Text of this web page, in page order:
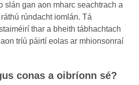
slán gan aon mharc seachtrach a
rúndacht iomlán. Tá
thar a bheith tábhachtach
tríú páirtí eolas ar mhionsonraí
conas a oibríonn sé?